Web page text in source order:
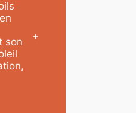
son
+